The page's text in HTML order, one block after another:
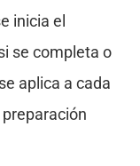
inicia el
se completa o
aplica a cada